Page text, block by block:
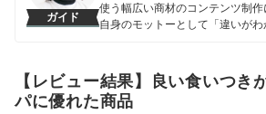
ガイド
使う幅広い商材のコンテンツ制
自身のモットーとして「違いが
佐々木里緒のプロフィール
【レビュー結果】良い食いつき
パに優れた商品